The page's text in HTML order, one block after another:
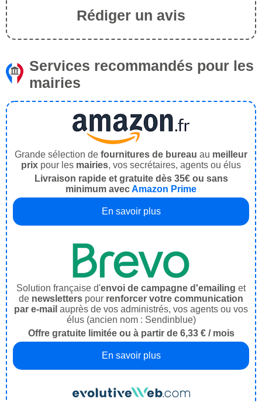
Rédiger un avis
Services recommandés pour les
mairies
Grande sélection de fournitures de bureau au meilleur
prix pour les mairies, vos secrétaires, agents ou élus
Livraison rapide et gratuite dès 35€ ou sans
minimum avecAmazon Prime
En savoir plus
Solution française d'envoi de campagne d'emailing et
de newsletters pour renforcer votre communication
par e-mail auprès de vos administrés, vos agents ou vos
élus (ancien nom : Sendinblue)
Offre gratuite limitée ou à partir de 6,33 € / mois
En savoir plus